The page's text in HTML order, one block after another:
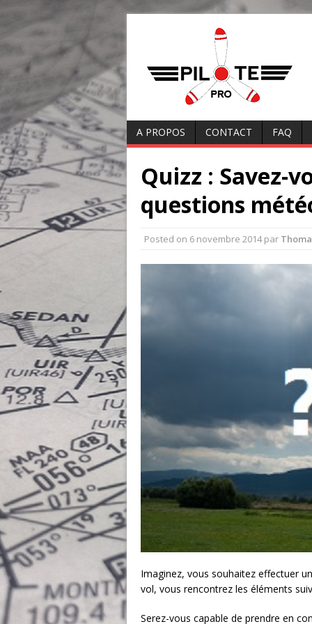
A PROPOS CONTACT FAQ
Quizz : Savez-
questions
Posted on 6 novembre 2014par
Imaginez, vous souhaitez effectuer
vol, vous rencontrez les éléments
Serez-vous capable de prendre en